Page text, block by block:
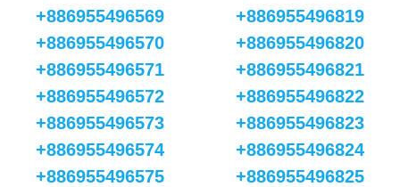
+886955496569
+886955496570
+886955496571
+886955496572
+886955496573
+886955496574
+886955496575
+886955496819
+886955496820
+886955496821
+886955496822
+886955496823
+886955496824
+886955496825